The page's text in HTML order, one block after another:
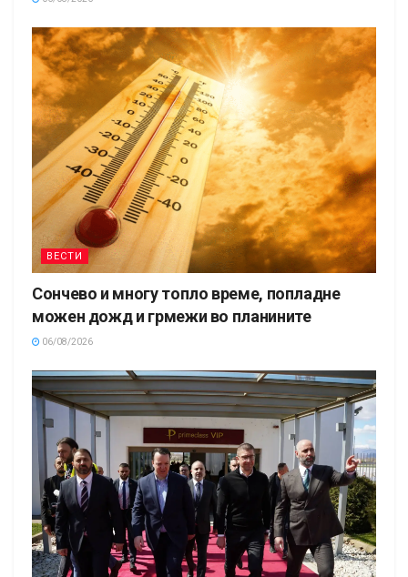
ВЕСТИ
Сончево и многу топло време, попладне
можен дожд и грмежи во планините
06/08/2026